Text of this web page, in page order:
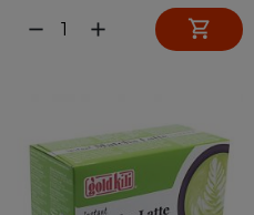
remove add 